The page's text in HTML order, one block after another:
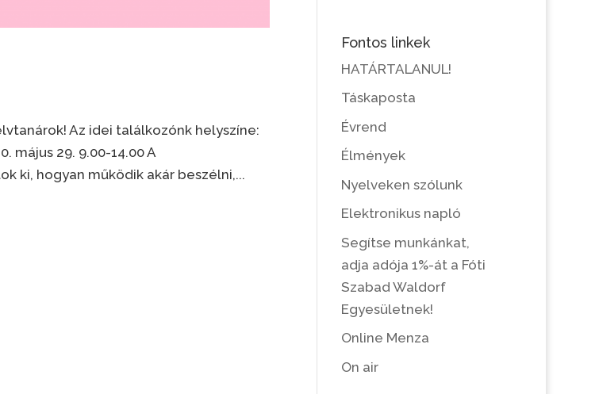
Az idei találkozónk helyszíne:
29. 9.00-14.00 A
ki, hogyan működik akár beszélni,...
Fontos linkek
HATÁRTALANUL!
Táskaposta
Évrend
Élmények
Nyelveken szólunk
Elektronikus napló
Segítse munkánkat,
adja adója 1%-át a Fóti
Szabad Waldorf
Egyesületnek!
Online Menza
On air